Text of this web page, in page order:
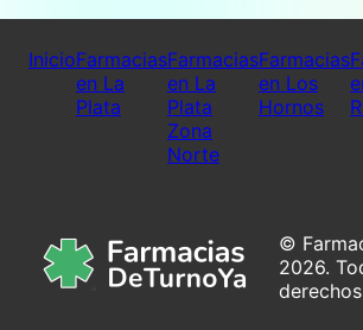
InicioFarmacias
en La
Plata
Farmacias
en La
Plata
Zona
Norte
Farmacias
en Los
Hornos
©
2026.